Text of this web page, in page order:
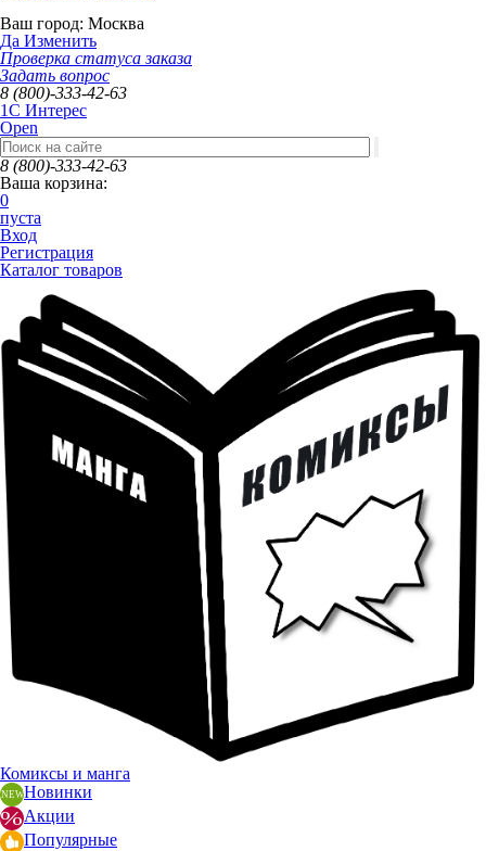
Ваш город: Москва
Да Изменить
Проверка статуса заказа
Задать вопрос
8 (800)-333-42-63
1C Интерес
Open
8 (800)-333-42-63
Ваша корзина:
0
пуста
Вход
Регистрация
Каталог товаров
Комиксы и манга
Новинки
Акции
Популярные